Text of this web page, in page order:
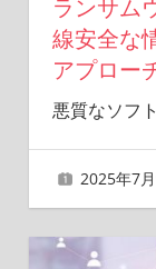
ランサム
線安全な
アプロー
悪質なソフ
2025年7